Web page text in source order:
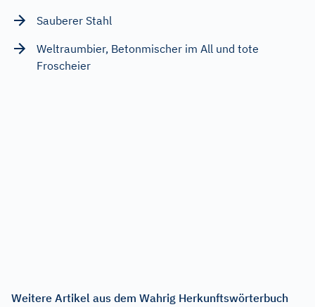
Sauberer Stahl
Weltraumbier, Betonmischer im All und tote
Froscheier
Weitere Artikel aus dem Wahrig Herkunftswörterbuch